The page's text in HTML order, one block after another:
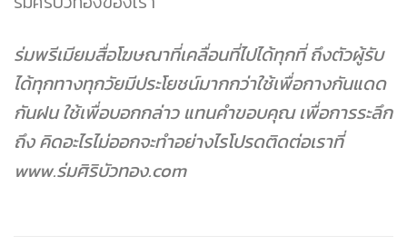
ร่มพรีเมียมสื่อโฆษณาที่เคลื่อนที่ไปได้ทุกที่ ถึงตัวผู้รับ
ได้ทุกทางทุกวัยมีประโยชน์มากกว่าใช้เพื่อกางกันแดด
กันฝน ใช้เพื่อบอกกล่าว แทนคำขอบคุณ เพื่อการระลึก
ถึง คิดอะไรไม่ออกจะทำอย่างไรโปรดติดต่อเราที่
www.ร่มศิริบัวทอง.com